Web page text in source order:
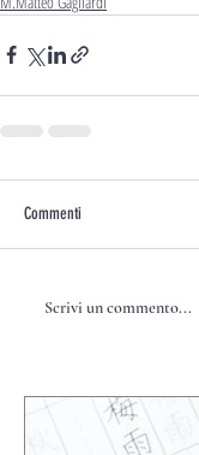
Commenti
Scrivi un commento...